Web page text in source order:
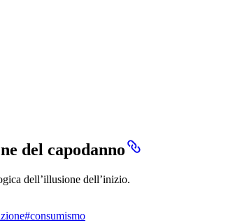
del capodanno
dell’illusione dell’inizio.
#consumismo